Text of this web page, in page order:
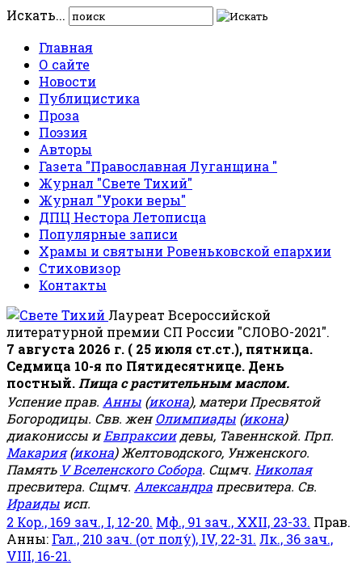
Искать...
Главная
О сайте
Новости
Публицистика
Проза
Поэзия
Авторы
Газета "Православная Луганщина "
Журнал "Свете Тихий"
Журнал "Уроки веры"
ДПЦ Нестора Летописца
Популярные записи
Храмы и святыни Ровеньковской епархии
Стиховизор
Контакты
Лауреат Всероссийской
литературной премии СП России "СЛОВО-2021".
7 августа 2026 г. ( 25 июля ст.ст.), пятница.
Седмица 10-я по Пятидесятнице. День
постный. Пища с растительным маслом.
Успение прав. Анны (икона), матери Пресвятой
Богородицы. Свв. женОлимпиады (икона)
диакониссы иЕвпраксиидевы, Тавеннской. Прп.
Макария(икона) Желтоводского, Унженского.
Память V Вселенского Собора. Сщмч. Николая
пресвитера. Сщмч. Александра пресвитера. Св.
Ираиды исп.
2 Кор., 169 зач., I, 12-20. Мф., 91 зач., XXII, 23-33. Прав.
Анны: Гал., 210 зач. (от полу́), IV, 22-31. Лк., 36 зач.,
VIII, 16-21.